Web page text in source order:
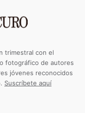
trimestral con el
fotográfico de autores
jóvenes reconocidos
Suscríbete aquí